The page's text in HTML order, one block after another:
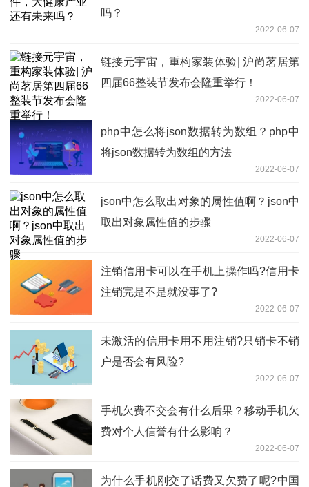
吗？
2022-06-07
链接元宇宙，重构家装体验| 沪尚茗居第
四届66整装节发布会隆重举行！
2022-06-07
php中怎么将json数据转为数组？php中
将json数据转为数组的方法
2022-06-07
json中怎么取出对象的属性值啊？json中
取出对象属性值的步骤
2022-06-07
注销信用卡可以在手机上操作吗?信用卡
注销完是不是就没事了?
2022-06-07
未激活的信用卡用不用注销?只销卡不销
户是否会有风险?
2022-06-07
手机欠费不交会有什么后果？移动手机欠
费对个人信誉有什么影响？
2022-06-07
为什么手机刚交了话费又欠费了呢?中国